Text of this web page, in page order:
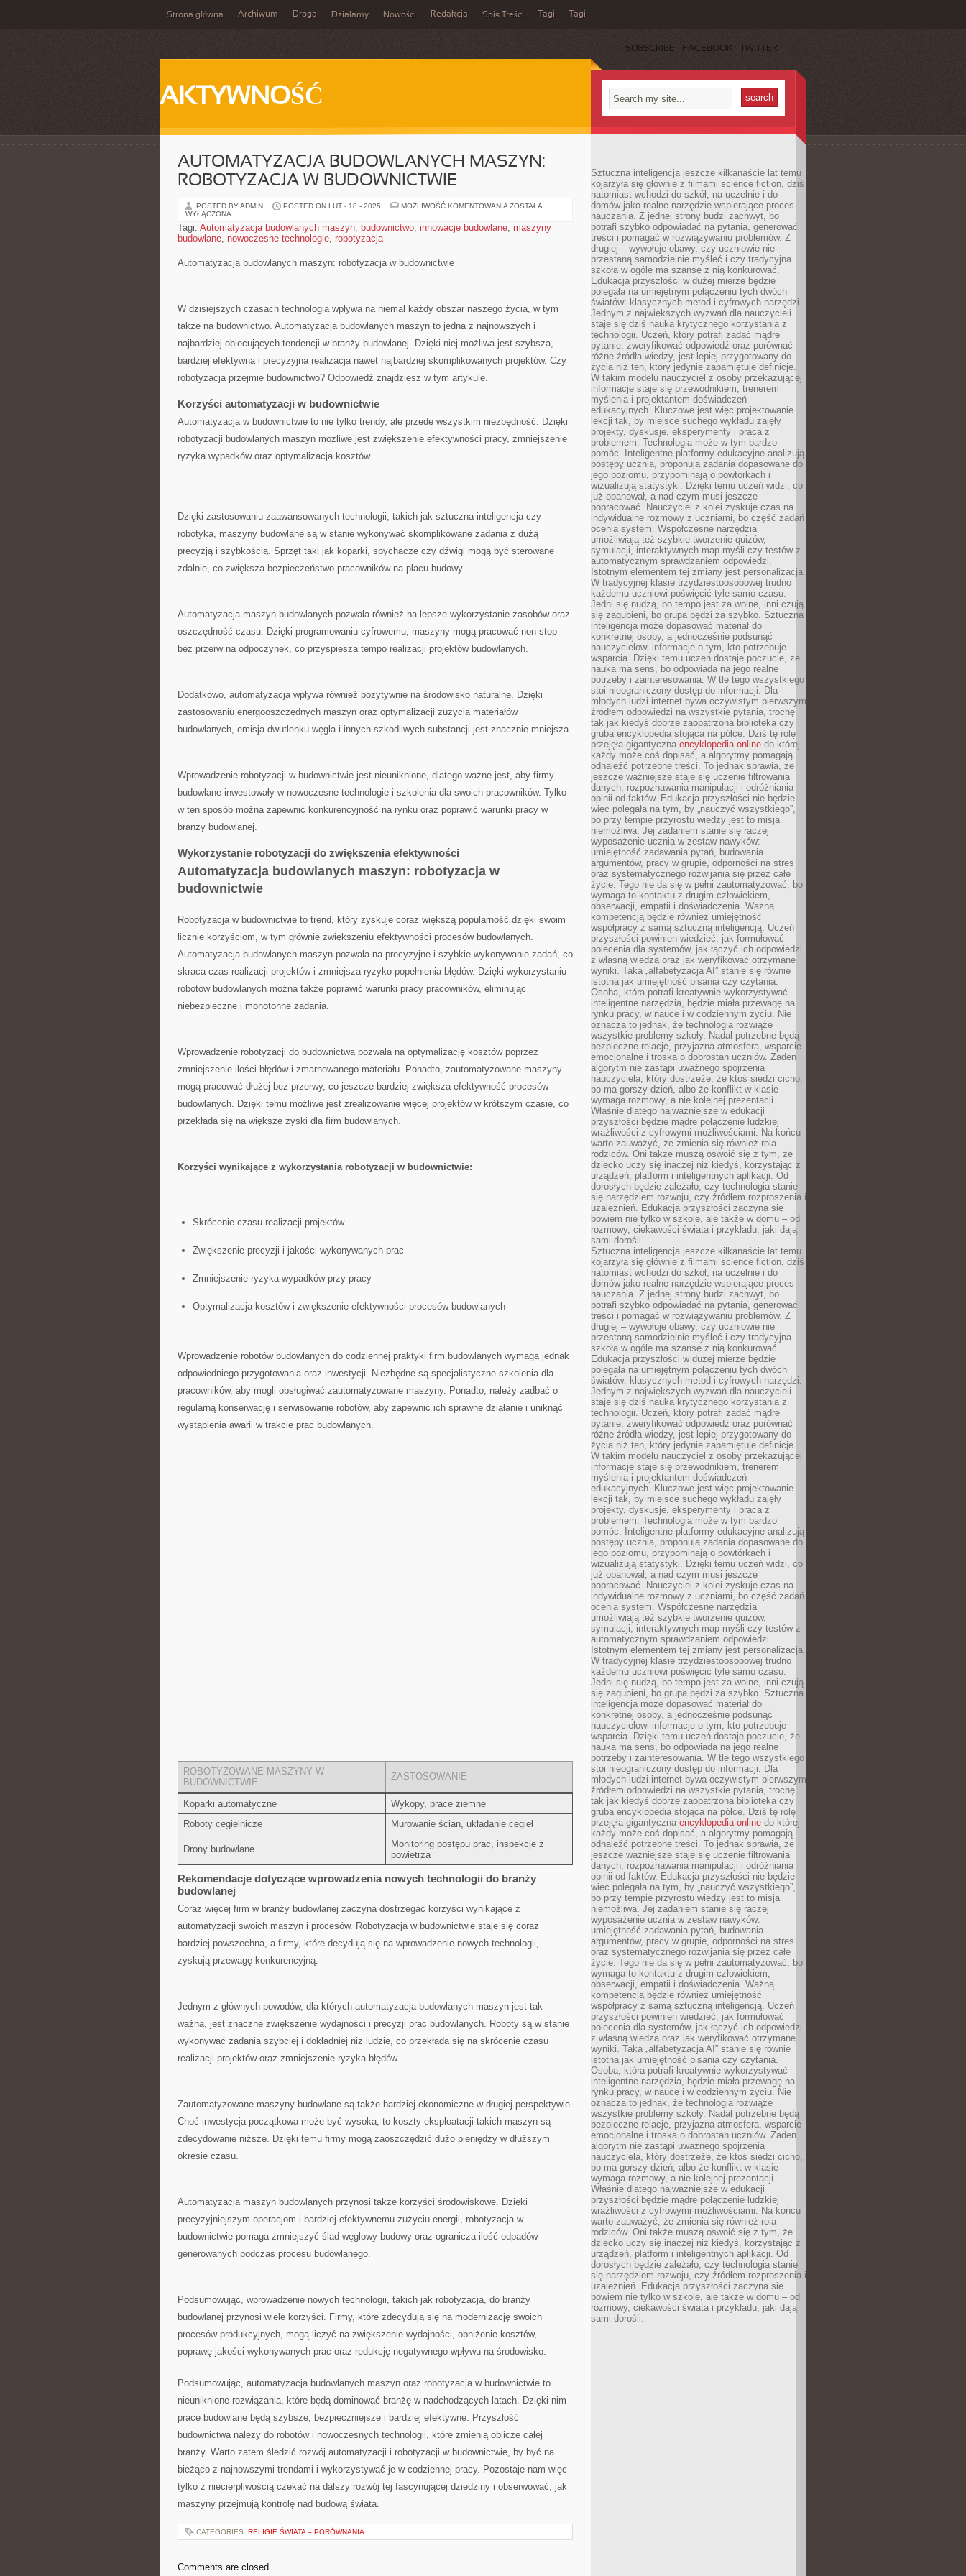
Strona główna Archiwum Droga Działamy Nowości Redakcja Spis Treści Tagi Tagi
SUBSCRIBE FACEBOOK TWITTER
AKTYWNOŚĆ
AUTOMATYZACJA BUDOWLANYCH MASZYN:
ROBOTYZACJA W BUDOWNICTWIE
POSTED BY ADMIN POSTED ON LUT - 18 - 2025 MOŻLIWOŚĆ KOMENTOWANIA AUTOMATYZACJA
ROBOTYZACJA
ZOSTAŁA
WYŁĄCZONA
Tagi: Automatyzacja budowlanych maszyn, budownictwo, innowacje budowlane, maszyny
budowlane, nowoczesne technologie, robotyzacja
Automatyzacja budowlanych maszyn: robotyzacja w budownictwie
W dzisiejszych‌ czasach technologia⁤ wpływa na niemal każdy obszar naszego życia, w ⁣tym
także na budownictwo. Automatyzacja budowlanych maszyn to jedna z najnowszych i​
najbardziej ‍obiecujących tendencji ⁢w branży budowlanej. Dzięki niej możliwa jest szybsza,⁢
bardziej efektywna i⁤ precyzyjna realizacja nawet najbardziej skomplikowanych projektów. Czy
‌robotyzacja⁤ przejmie budownictwo?⁤ Odpowiedź znajdziesz w tym artykule.
Korzyści automatyzacji ‍w ⁤budownictwie
Automatyzacja w ⁢budownictwie to nie tylko trendy,​ ale ‌przede wszystkim ‌niezbędność. Dzięki​
robotyzacji‌ budowlanych maszyn ⁤możliwe jest ‌zwiększenie‍ efektywności pracy, zmniejszenie ​
ryzyka wypadków ‌oraz optymalizacja⁤ kosztów.​
Dzięki​ zastosowaniu zaawansowanych technologii, takich⁣ jak sztuczna inteligencja‌ czy
robotyka, ⁢maszyny budowlane są w stanie wykonywać skomplikowane ‍zadania z dużą
precyzją i‍ szybkością. ​Sprzęt taki jak koparki, spychacze czy⁣ dźwigi mogą być sterowane
zdalnie,​ co zwiększa bezpieczeństwo pracowników na placu budowy.
Automatyzacja maszyn ⁤budowlanych pozwala również na lepsze wykorzystanie zasobów⁣ oraz
oszczędność czasu. Dzięki ⁤programowaniu cyfrowemu, maszyny mogą pracować⁢ non-stop
bez ​przerw‍ na ‍odpoczynek,‌ co przyspiesza⁣ tempo ⁣realizacji projektów budowlanych.
Dodatkowo, automatyzacja wpływa również pozytywnie na środowisko naturalne. Dzięki
zastosowaniu energooszczędnych maszyn oraz ‍optymalizacji ⁤zużycia ⁢materiałów‌
budowlanych,⁢ emisja dwutlenku‍ węgla ⁢i innych ‍szkodliwych ‌substancji jest znacznie mniejsza.
Wprowadzenie robotyzacji w budownictwie jest nieuniknione, dlatego ważne jest, aby ​firmy
budowlane inwestowały w⁤ nowoczesne technologie i ⁢szkolenia ⁣dla ​swoich pracowników. Tylko
w‍ ten sposób można ‌zapewnić konkurencyjność na rynku ‌oraz poprawić warunki pracy w ​
branży‍ budowlanej.
Wykorzystanie robotyzacji do ⁤zwiększenia efektywności
Automatyzacja budowlanych maszyn: robotyzacja⁢ w
budownictwie
Robotyzacja w budownictwie to trend, który zyskuje coraz większą popularność⁤ dzięki swoim
licznie korzyściom, ‍w tym głównie ​zwiększeniu efektywności procesów budowlanych.
Automatyzacja budowlanych maszyn pozwala na ⁢precyzyjne i szybkie ⁣wykonywanie zadań, co
skraca czas⁣ realizacji projektów i zmniejsza ryzyko popełnienia ⁣błędów.⁣ Dzięki wykorzystaniu
robotów⁣ budowlanych można także poprawić⁣ warunki pracy pracowników, eliminując
niebezpieczne i monotonne zadania.
Wprowadzenie robotyzacji ⁤do budownictwa ‌pozwala na optymalizację ‌kosztów poprzez
zmniejszenie ilości błędów⁣ i‍ zmarnowanego materiału. Ponadto, zautomatyzowane ⁢maszyny
mogą ​pracować dłużej bez przerwy, co jeszcze bardziej zwiększa efektywność‍ procesów
budowlanych. Dzięki temu możliwe jest zrealizowanie więcej projektów w krótszym czasie, co
przekłada się‌ na ‌większe zyski dla‍ firm‍ budowlanych.
Korzyści‍ wynikające z wykorzystania robotyzacji ‍w budownictwie:
Skrócenie czasu‍ realizacji projektów
Zwiększenie⁤ precyzji i⁣ jakości wykonywanych prac
Zmniejszenie ryzyka wypadków przy pracy
Optymalizacja ‍kosztów i zwiększenie efektywności procesów ‌budowlanych
Wprowadzenie ‍robotów budowlanych do ​codziennej praktyki ‍firm budowlanych⁣ wymaga jednak ​
odpowiedniego przygotowania ‌oraz inwestycji. Niezbędne są​ specjalistyczne​ szkolenia dla
pracowników, aby ⁣mogli obsługiwać zautomatyzowane maszyny. Ponadto, należy ⁣zadbać o
‍regularną ⁣konserwację i serwisowanie robotów, aby​ zapewnić​ ich sprawne działanie ​i‌ uniknąć
wystąpienia​ awarii⁤ w trakcie prac budowlanych.
ROBOTYZOWANE MASZYNY W
BUDOWNICTWIE
ZASTOSOWANIE
Koparki automatyczne
Wykopy, prace⁢ ziemne
Roboty cegielnicze
Murowanie ścian, układanie⁢ cegieł
Drony⁢ budowlane
Monitoring postępu prac, inspekcje z
powietrza
Rekomendacje dotyczące wprowadzenia‍ nowych technologii do branży
budowlanej
Coraz⁢ więcej firm w⁢ branży​ budowlanej zaczyna dostrzegać korzyści wynikające z
automatyzacji swoich maszyn i ⁢procesów. Robotyzacja w budownictwie staje się coraz
bardziej⁤ powszechna,⁢ a ​firmy, które decydują się na wprowadzenie‍ nowych technologii,‌
zyskują⁢ przewagę konkurencyjną.
Jednym z głównych powodów, ⁢dla których automatyzacja budowlanych maszyn jest‌ tak
ważna, jest znaczne‍ zwiększenie wydajności i precyzji prac budowlanych. ‍Roboty są⁢ w stanie
⁢wykonywać zadania szybciej i dokładniej niż ludzie, co przekłada ​się ​na skrócenie⁣ czasu‌
realizacji ‌projektów ‍oraz zmniejszenie‍ ryzyka błędów.
Zautomatyzowane maszyny budowlane ⁣są także bardziej ekonomiczne w długiej perspektywie.
Choć inwestycja początkowa ‍może ⁣być wysoka, to ‌koszty eksploatacji takich maszyn⁤ są
zdecydowanie⁣ niższe. Dzięki temu ‍firmy mogą zaoszczędzić dużo pieniędzy w dłuższym
okresie​ czasu.
Automatyzacja maszyn budowlanych przynosi⁤ także ⁢korzyści środowiskowe. Dzięki
precyzyjniejszym operacjom ⁤i ‌bardziej ‌efektywnemu zużyciu energii, robotyzacja w
budownictwie pomaga zmniejszyć ślad ‌węglowy budowy oraz ogranicza‌ ilość ​odpadów
generowanych podczas procesu⁤ budowlanego.
Podsumowując, wprowadzenie nowych technologii, ‍takich ⁣jak robotyzacja, do branży
budowlanej przynosi wiele ‍korzyści.⁢ Firmy, które zdecydują się na modernizację⁢ swoich
procesów produkcyjnych,​ mogą liczyć na zwiększenie wydajności, obniżenie kosztów,
⁣poprawę jakości wykonywanych prac oraz redukcję negatywnego wpływu na‌ środowisko.
Podsumowując, automatyzacja budowlanych ⁢maszyn ​oraz robotyzacja w budownictwie to
nieuniknione rozwiązania, ​które będą dominować branżę ⁣w nadchodzących latach. Dzięki nim
prace budowlane będą szybsze, bezpieczniejsze i⁢ bardziej ⁤efektywne. Przyszłość
budownictwa należy do ⁢robotów i nowoczesnych technologii, które zmienią⁤ oblicze⁢ całej
branży. Warto zatem​ śledzić rozwój automatyzacji i robotyzacji w ‍budownictwie, by ⁤być⁤ na
bieżąco z⁣ najnowszymi trendami ‌i ⁤wykorzystywać je w codziennej pracy. Pozostaje​ nam ⁤więc
tylko z ⁢niecierpliwością czekać na dalszy ⁤rozwój ‍tej fascynującej dziedziny i obserwować, jak
maszyny przejmują kontrolę ⁤nad budową świata.
CATEGORIES: RELIGIE ŚWIATA – PORÓWNANIA
Comments are closed.
Sztuczna inteligencja jeszcze kilkanaście lat temu
kojarzyła się głównie z filmami science fiction, dziś
natomiast wchodzi do szkół, na uczelnie i do
domów jako realne narzędzie wspierające proces
nauczania. Z jednej strony budzi zachwyt, bo
potrafi szybko odpowiadać na pytania, generować
treści i pomagać w rozwiązywaniu problemów. Z
drugiej – wywołuje obawy, czy uczniowie nie
przestaną samodzielnie myśleć i czy tradycyjna
szkoła w ogóle ma szansę z nią konkurować.
Edukacja przyszłości w dużej mierze będzie
polegała na umiejętnym połączeniu tych dwóch
światów: klasycznych metod i cyfrowych narzędzi.
Jednym z największych wyzwań dla nauczycieli
staje się dziś nauka krytycznego korzystania z
technologii. Uczeń, który potrafi zadać mądre
pytanie, zweryfikować odpowiedź oraz porównać
różne źródła wiedzy, jest lepiej przygotowany do
życia niż ten, który jedynie zapamiętuje definicje.
W takim modelu nauczyciel z osoby przekazującej
informacje staje się przewodnikiem, trenerem
myślenia i projektantem doświadczeń
edukacyjnych. Kluczowe jest więc projektowanie
lekcji tak, by miejsce suchego wykładu zajęły
projekty, dyskusje, eksperymenty i praca z
problemem. Technologia może w tym bardzo
pomóc. Inteligentne platformy edukacyjne analizują
postępy ucznia, proponują zadania dopasowane do
jego poziomu, przypominają o powtórkach i
wizualizują statystyki. Dzięki temu uczeń widzi, co
już opanował, a nad czym musi jeszcze
popracować. Nauczyciel z kolei zyskuje czas na
indywidualne rozmowy z uczniami, bo część zadań
ocenia system. Współczesne narzędzia
umożliwiają też szybkie tworzenie quizów,
symulacji, interaktywnych map myśli czy testów z
automatycznym sprawdzaniem odpowiedzi.
Istotnym elementem tej zmiany jest personalizacja.
W tradycyjnej klasie trzydziestoosobowej trudno
każdemu uczniowi poświęcić tyle samo czasu.
Jedni się nudzą, bo tempo jest za wolne, inni czują
się zagubieni, bo grupa pędzi za szybko. Sztuczna
inteligencja może dopasować materiał do
konkretnej osoby, a jednocześnie podsunąć
nauczycielowi informacje o tym, kto potrzebuje
wsparcia. Dzięki temu uczeń dostaje poczucie, że
nauka ma sens, bo odpowiada na jego realne
potrzeby i zainteresowania. W tle tego wszystkiego
stoi nieograniczony dostęp do informacji. Dla
młodych ludzi internet bywa oczywistym pierwszym
źródłem odpowiedzi na wszystkie pytania, trochę
tak jak kiedyś dobrze zaopatrzona biblioteka czy
gruba encyklopedia stojąca na półce. Dziś tę rolę
przejęła gigantyczna encyklopedia online do której
każdy może coś dopisać, a algorytmy pomagają
odnaleźć potrzebne treści. To jednak sprawia, że
jeszcze ważniejsze staje się uczenie filtrowania
danych, rozpoznawania manipulacji i odróżniania
opinii od faktów. Edukacja przyszłości nie będzie
więc polegała na tym, by „nauczyć wszystkiego”,
bo przy tempie przyrostu wiedzy jest to misja
niemożliwa. Jej zadaniem stanie się raczej
wyposażenie ucznia w zestaw nawyków:
umiejętność zadawania pytań, budowania
argumentów, pracy w grupie, odporności na stres
oraz systematycznego rozwijania się przez całe
życie. Tego nie da się w pełni zautomatyzować, bo
wymaga to kontaktu z drugim człowiekiem,
obserwacji, empatii i doświadczenia. Ważną
kompetencją będzie również umiejętność
współpracy z samą sztuczną inteligencją. Uczeń
przyszłości powinien wiedzieć, jak formułować
polecenia dla systemów, jak łączyć ich odpowiedzi
z własną wiedzą oraz jak weryfikować otrzymane
wyniki. Taka „alfabetyzacja AI” stanie się równie
istotna jak umiejętność pisania czy czytania.
Osoba, która potrafi kreatywnie wykorzystywać
inteligentne narzędzia, będzie miała przewagę na
rynku pracy, w nauce i w codziennym życiu. Nie
oznacza to jednak, że technologia rozwiąże
wszystkie problemy szkoły. Nadal potrzebne będą
bezpieczne relacje, przyjazna atmosfera, wsparcie
emocjonalne i troska o dobrostan uczniów. Żaden
algorytm nie zastąpi uważnego spojrzenia
nauczyciela, który dostrzeże, że ktoś siedzi cicho,
bo ma gorszy dzień, albo że konflikt w klasie
wymaga rozmowy, a nie kolejnej prezentacji.
Właśnie dlatego najważniejsze w edukacji
przyszłości będzie mądre połączenie ludzkiej
wrażliwości z cyfrowymi możliwościami. Na końcu
warto zauważyć, że zmienia się również rola
rodziców. Oni także muszą oswoić się z tym, że
dziecko uczy się inaczej niż kiedyś, korzystając z
urządzeń, platform i inteligentnych aplikacji. Od
dorosłych będzie zależało, czy technologia stanie
się narzędziem rozwoju, czy źródłem rozproszenia i
uzależnień. Edukacja przyszłości zaczyna się
bowiem nie tylko w szkole, ale także w domu – od
rozmowy, ciekawości świata i przykładu, jaki dają
sami dorośli.
Sztuczna inteligencja jeszcze kilkanaście lat temu
kojarzyła się głównie z filmami science fiction, dziś
natomiast wchodzi do szkół, na uczelnie i do
domów jako realne narzędzie wspierające proces
nauczania. Z jednej strony budzi zachwyt, bo
potrafi szybko odpowiadać na pytania, generować
treści i pomagać w rozwiązywaniu problemów. Z
drugiej – wywołuje obawy, czy uczniowie nie
przestaną samodzielnie myśleć i czy tradycyjna
szkoła w ogóle ma szansę z nią konkurować.
Edukacja przyszłości w dużej mierze będzie
polegała na umiejętnym połączeniu tych dwóch
światów: klasycznych metod i cyfrowych narzędzi.
Jednym z największych wyzwań dla nauczycieli
staje się dziś nauka krytycznego korzystania z
technologii. Uczeń, który potrafi zadać mądre
pytanie, zweryfikować odpowiedź oraz porównać
różne źródła wiedzy, jest lepiej przygotowany do
życia niż ten, który jedynie zapamiętuje definicje.
W takim modelu nauczyciel z osoby przekazującej
informacje staje się przewodnikiem, trenerem
myślenia i projektantem doświadczeń
edukacyjnych. Kluczowe jest więc projektowanie
lekcji tak, by miejsce suchego wykładu zajęły
projekty, dyskusje, eksperymenty i praca z
problemem. Technologia może w tym bardzo
pomóc. Inteligentne platformy edukacyjne analizują
postępy ucznia, proponują zadania dopasowane do
jego poziomu, przypominają o powtórkach i
wizualizują statystyki. Dzięki temu uczeń widzi, co
już opanował, a nad czym musi jeszcze
popracować. Nauczyciel z kolei zyskuje czas na
indywidualne rozmowy z uczniami, bo część zadań
ocenia system. Współczesne narzędzia
umożliwiają też szybkie tworzenie quizów,
symulacji, interaktywnych map myśli czy testów z
automatycznym sprawdzaniem odpowiedzi.
Istotnym elementem tej zmiany jest personalizacja.
W tradycyjnej klasie trzydziestoosobowej trudno
każdemu uczniowi poświęcić tyle samo czasu.
Jedni się nudzą, bo tempo jest za wolne, inni czują
się zagubieni, bo grupa pędzi za szybko. Sztuczna
inteligencja może dopasować materiał do
konkretnej osoby, a jednocześnie podsunąć
nauczycielowi informacje o tym, kto potrzebuje
wsparcia. Dzięki temu uczeń dostaje poczucie, że
nauka ma sens, bo odpowiada na jego realne
potrzeby i zainteresowania. W tle tego wszystkiego
stoi nieograniczony dostęp do informacji. Dla
młodych ludzi internet bywa oczywistym pierwszym
źródłem odpowiedzi na wszystkie pytania, trochę
tak jak kiedyś dobrze zaopatrzona biblioteka czy
gruba encyklopedia stojąca na półce. Dziś tę rolę
przejęła gigantyczna encyklopedia online do której
każdy może coś dopisać, a algorytmy pomagają
odnaleźć potrzebne treści. To jednak sprawia, że
jeszcze ważniejsze staje się uczenie filtrowania
danych, rozpoznawania manipulacji i odróżniania
opinii od faktów. Edukacja przyszłości nie będzie
więc polegała na tym, by „nauczyć wszystkiego”,
bo przy tempie przyrostu wiedzy jest to misja
niemożliwa. Jej zadaniem stanie się raczej
wyposażenie ucznia w zestaw nawyków:
umiejętność zadawania pytań, budowania
argumentów, pracy w grupie, odporności na stres
oraz systematycznego rozwijania się przez całe
życie. Tego nie da się w pełni zautomatyzować, bo
wymaga to kontaktu z drugim człowiekiem,
obserwacji, empatii i doświadczenia. Ważną
kompetencją będzie również umiejętność
współpracy z samą sztuczną inteligencją. Uczeń
przyszłości powinien wiedzieć, jak formułować
polecenia dla systemów, jak łączyć ich odpowiedzi
z własną wiedzą oraz jak weryfikować otrzymane
wyniki. Taka „alfabetyzacja AI” stanie się równie
istotna jak umiejętność pisania czy czytania.
Osoba, która potrafi kreatywnie wykorzystywać
inteligentne narzędzia, będzie miała przewagę na
rynku pracy, w nauce i w codziennym życiu. Nie
oznacza to jednak, że technologia rozwiąże
wszystkie problemy szkoły. Nadal potrzebne będą
bezpieczne relacje, przyjazna atmosfera, wsparcie
emocjonalne i troska o dobrostan uczniów. Żaden
algorytm nie zastąpi uważnego spojrzenia
nauczyciela, który dostrzeże, że ktoś siedzi cicho,
bo ma gorszy dzień, albo że konflikt w klasie
wymaga rozmowy, a nie kolejnej prezentacji.
Właśnie dlatego najważniejsze w edukacji
przyszłości będzie mądre połączenie ludzkiej
wrażliwości z cyfrowymi możliwościami. Na końcu
warto zauważyć, że zmienia się również rola
rodziców. Oni także muszą oswoić się z tym, że
dziecko uczy się inaczej niż kiedyś, korzystając z
urządzeń, platform i inteligentnych aplikacji. Od
dorosłych będzie zależało, czy technologia stanie
się narzędziem rozwoju, czy źródłem rozproszenia i
uzależnień. Edukacja przyszłości zaczyna się
bowiem nie tylko w szkole, ale także w domu – od
rozmowy, ciekawości świata i przykładu, jaki dają
sami dorośli.